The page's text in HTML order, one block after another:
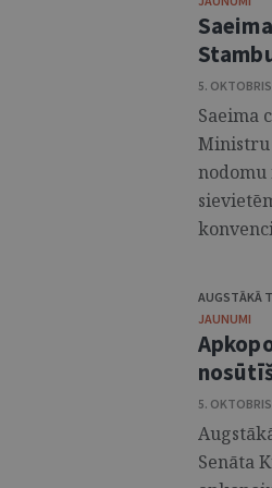
5.
Saeima
Ministru
nodomu
AUGSTĀKĀ
JAUNUMI
5.
Senāta